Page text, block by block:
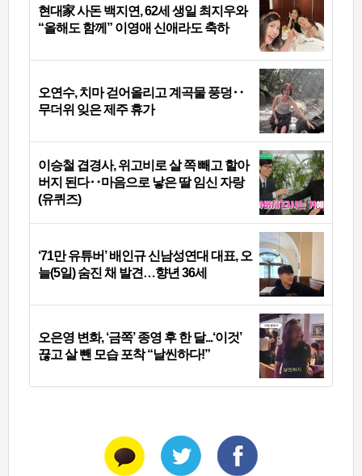
현대家 사돈 백지연, 62세 생일 최지우와
“올해도 함께” 이영애 신애라도 축하
오연수, 치마 걷어올리고 계곡물 풍덩‥
무더위 잊은 제주 휴가
이승철 겹경사, 위고비로 살 쪽 빼고 할아
버지 된다‥마음으로 낳은 딸 임신 자랑
(유퀴즈)
‘71만 유튜버’ 배인규 신남성연대 대표, 오
늘(5일) 숨진 채 발견…향년 36세
오은영 변화, ‘금쪽’ 종영 후 한 달...‘이것’
끊고 살 뺀 모습 포착 “날씬하다!”